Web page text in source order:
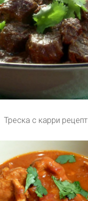
Треска с карри рецепт